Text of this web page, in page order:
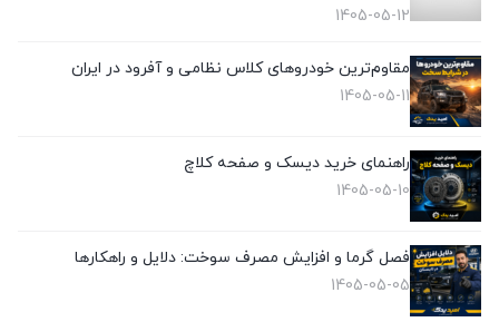
1405-05-12
مقاوم‌ترین خودروهای کلاس نظامی و آفرود در ایران
1405-05-11
راهنمای خرید دیسک و صفحه کلاچ
1405-05-10
فصل گرما و افزایش مصرف سوخت: دلایل و راهکارها
1405-05-05